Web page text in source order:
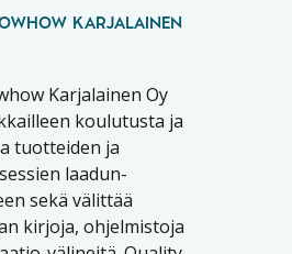
KARJALAINEN
Karjalainen Oy
koulutusta ja
tuotteiden ja
laadun-
sekä välittää
kirjoja, ohjelmistoja